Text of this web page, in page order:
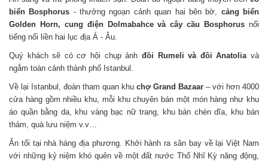
biển Bosphorus - thưởng ngoạn cảnh quan hai bên bờ, cảng biển
Golden Horn, cung điện Dolmabahce và cây cầu Bosphorus nổi
tiếng nối liền hai lục địa Á - Âu.
Quý khách sẽ có cơ hội chụp ảnh đồi Rumeli và đồi Anatoliavà
ngắm toàn cảnh thành phố Istanbul.
Về lại Istanbul, đoàn tham quan khu chợ Grand Bazaar – với hơn 4000
cửa hàng gồm nhiều khu, mỗi khu chuyên bán một món hàng như khu
áo quần bằng da, khu vàng bạc nữ trang, khu bán chén dĩa, khu bán
thảm, quà lưu niệm v.v…
Ăn tối tại nhà hàng địa phương. Khởi hành ra sân bay về lại Việt Nam
với những kỷ niệm khó quên về một đất nước Thổ Nhĩ Kỳ năng động,